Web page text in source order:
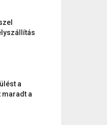
a
maradt a